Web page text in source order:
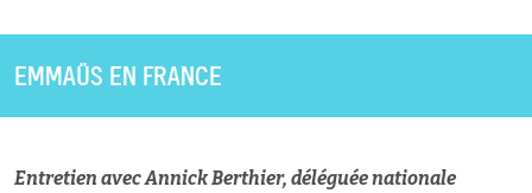
EMMAÜS EN FRANCE
Entretien avec Annick Berthier, déléguée nationale